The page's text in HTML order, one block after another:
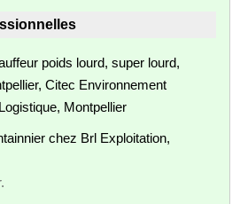
poids lourd, super lourd,
Citec Environnement
Montpellier
chez Brl Exploitation,